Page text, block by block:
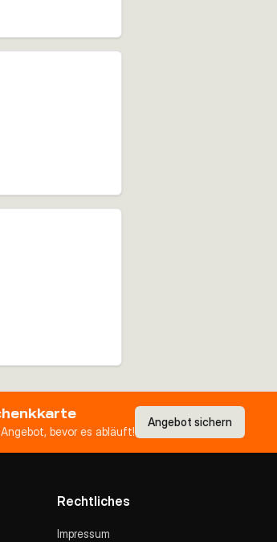
bevor es abläuft!
Angebot sichern
Rechtliches
Impressum